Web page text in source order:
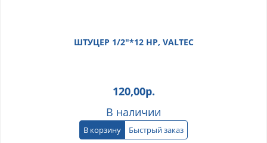
ШТУЦЕР 1/2"*12 НР, VALTEC
120,00р.
В наличии
В корзину Быстрый заказ